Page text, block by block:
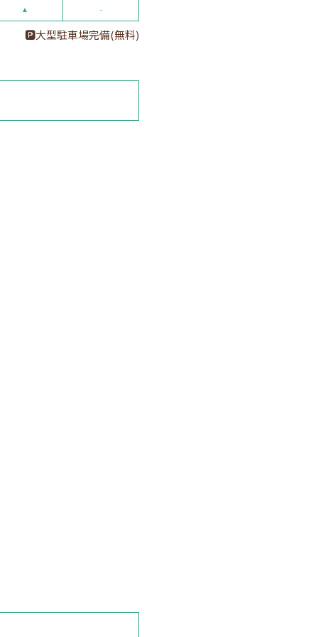
▲ -
🅿大型駐車場完備(無料)